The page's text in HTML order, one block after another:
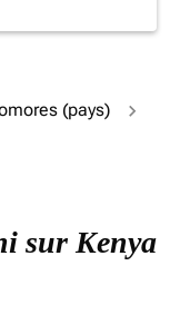
(pays)
sur Kenya
(origine et/